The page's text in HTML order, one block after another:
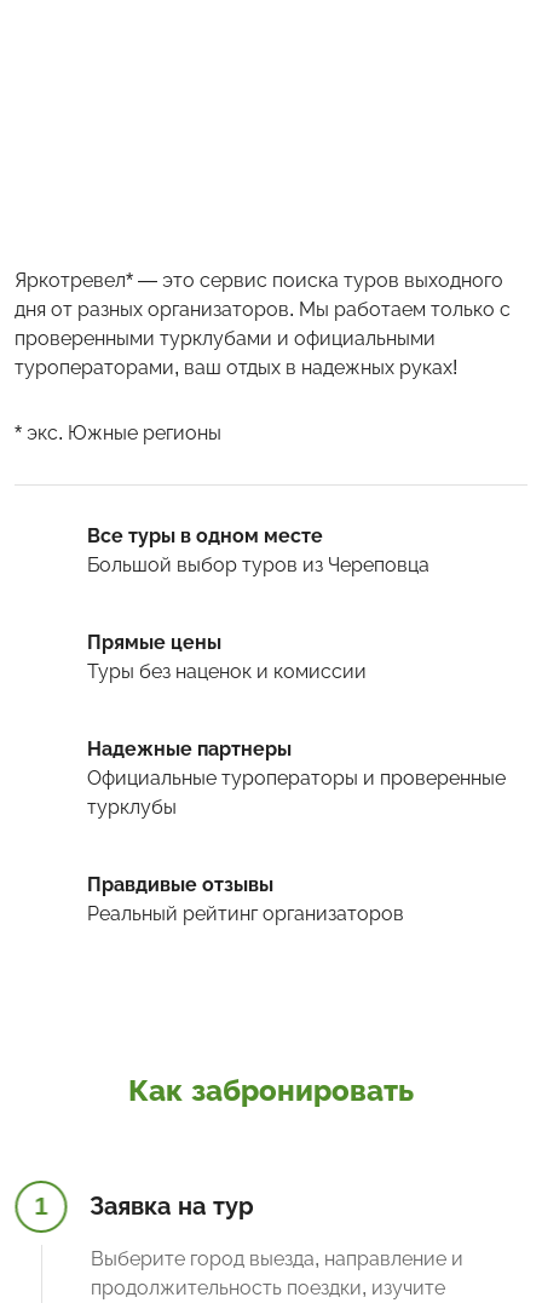
Яркотревел* — это сервис поиска туров выходного
дня от разных организаторов. Мы работаем только с
проверенными турклубами и официальными
туроператорами, ваш отдых в надежных руках!
* экс. Южные регионы
Все туры в одном месте
Большой выбор туров из Череповца
Прямые цены
Туры без наценок и комиссии
Надежные партнеры
Официальные туроператоры и проверенные
турклубы
Правдивые отзывы
Реальный рейтинг организаторов
Как забронировать
1 Заявка на тур
Выберите город выезда, направление и
продолжительность поездки, изучите